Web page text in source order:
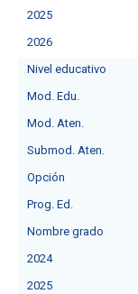
2025
2026
Nivel educativo
Mod. Edu.
Mod. Aten.
Submod. Aten.
Opción
Prog. Ed.
Nombre grado
2024
2025